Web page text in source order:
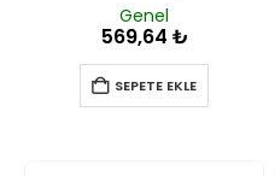
Genel
569,64 ₺
SEPETE EKLE